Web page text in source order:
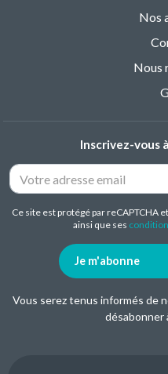
Nos
Nous
Inscrivez-vous
Ce site est protégé par reCAPTCHA et
ainsi que ses
Je m'abonne
Vous serez tenus informés de
désabonner